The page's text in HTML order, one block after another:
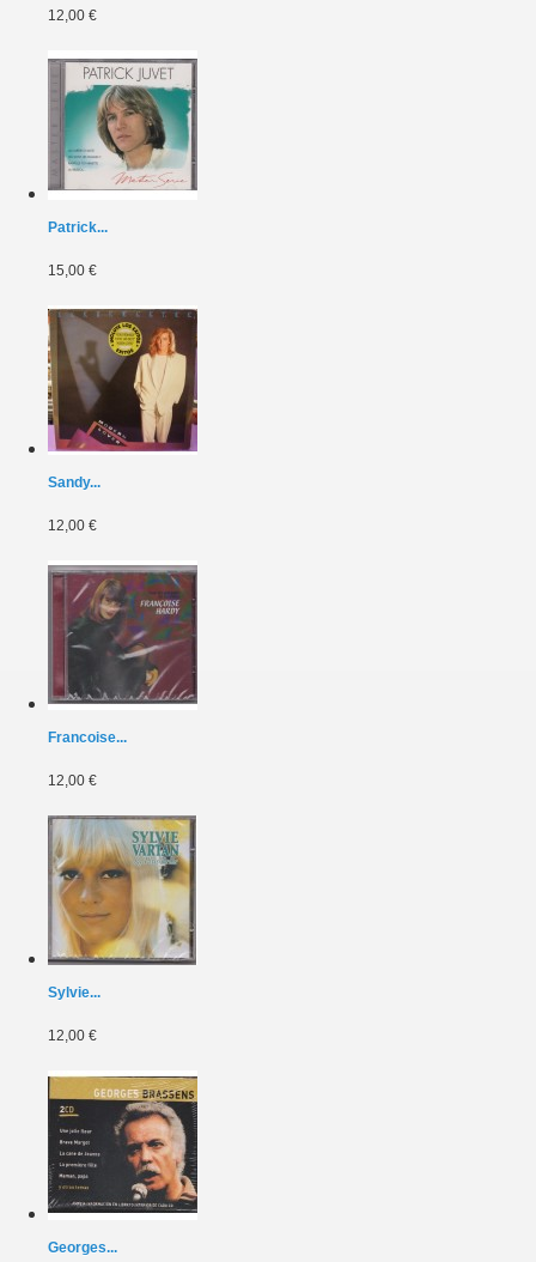
12,00 €
Patrick...
15,00 €
Sandy...
12,00 €
Francoise...
12,00 €
Sylvie...
12,00 €
Georges...